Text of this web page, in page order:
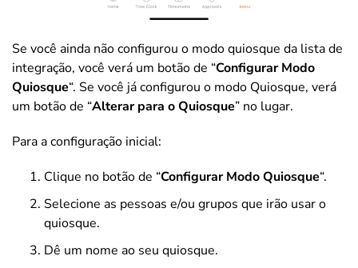
Se você ainda não configurou o modo quiosque da lista de
integração, você verá um botão de “Configurar Modo
Quiosque“. Se você já configurou o modo Quiosque, verá
um botão de “Alterar para o Quiosque” no lugar.
Para a configuração inicial:
Clique no botão de “Configurar Modo Quiosque“.
Selecione as pessoas e/ou grupos que irão usar o
quiosque.
Dê um nome ao seu quiosque.